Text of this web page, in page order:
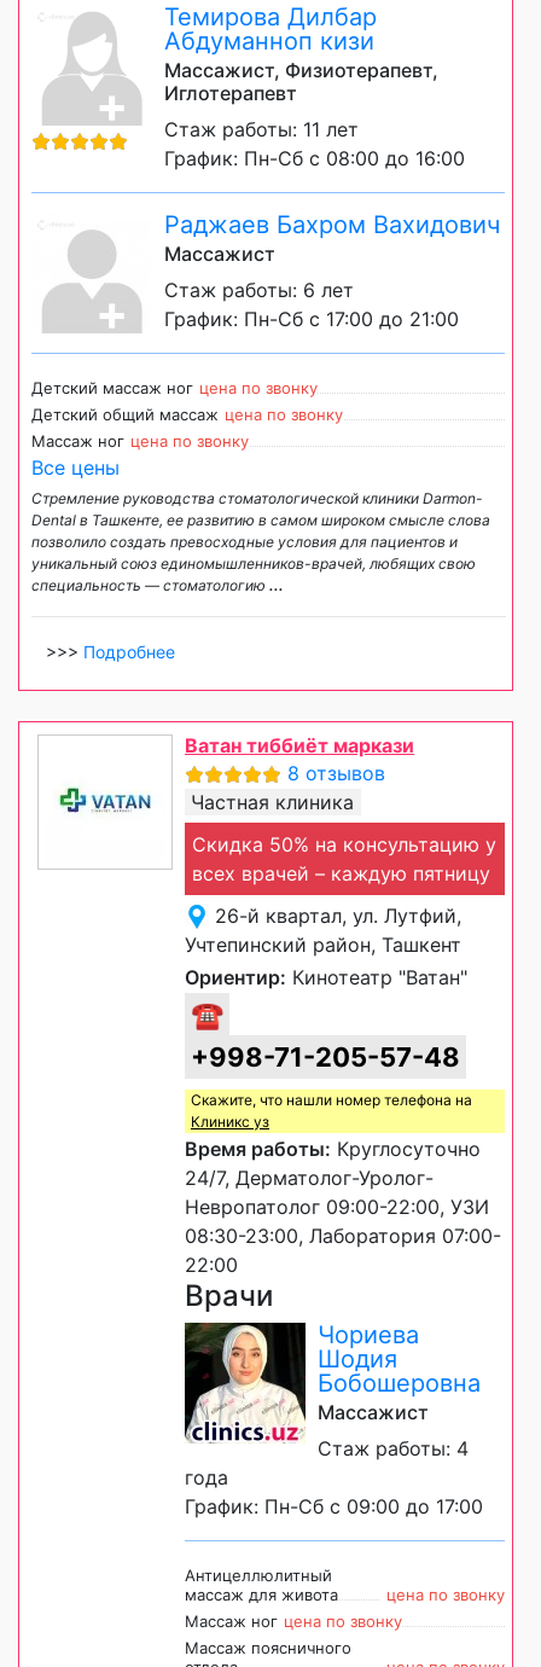
Темирова Дилбар
Абдуманноп кизи
Массажист, Физиотерапевт,
Иглотерапевт
Стаж работы: 11 лет
График: Пн-Сб с 08:00 до 16:00
Раджаев Бахром Вахидович
Массажист
Стаж работы: 6 лет
График: Пн-Сб с 17:00 до 21:00
Детский массаж ног цена по звонку
Детский общий массаж цена по звонку
Массаж ног цена по звонку
Все цены
Стремление руководства стоматологической клиники Darmon-
Dental в Ташкенте, ее развитию в самом широком смысле слова
позволило создать превосходные условия для пациентов и
уникальный cоюз единомышленников-врачей, любящих свою
специальность — стоматологию ...
>>> Подробнее
Ватан тиббиёт маркази
8 отзывов
Частная клиника
Скидка 50% на консультацию у
всех врачей – каждую пятницу
26-й квартал, ул. Лутфий,
Учтепинский район, Ташкент
Ориентир: Кинотеатр "Ватан"
☎
+998-71-205-57-48
Скажите, что нашли номер телефона на
Клиникс уз
Время работы: Круглосуточно
24/7, Дерматолог-Уролог-
Невропатолог 09:00-22:00, УЗИ
08:30-23:00, Лаборатория 07:00-
22:00
Врачи
Чориева
Шодия
Бобошеровна
Массажист
Стаж работы: 4
года
График: Пн-Сб с 09:00 до 17:00
Антицеллюлитный
массаж для живота
цена по звонку
Массаж ног цена по звонку
Массаж поясничного